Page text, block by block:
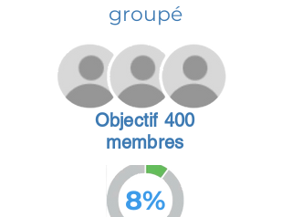
groupé
Objectif 400
membres
8%